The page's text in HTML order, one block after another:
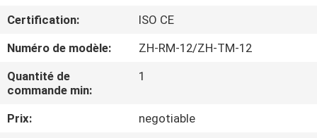
DE
NOUS
VISITE
D'USINE
Certification:
ISO CE
Numéro de modèle:
ZH-RM-12/ZH-TM-12
Quantité de
commande min:
1
Prix:
negotiable